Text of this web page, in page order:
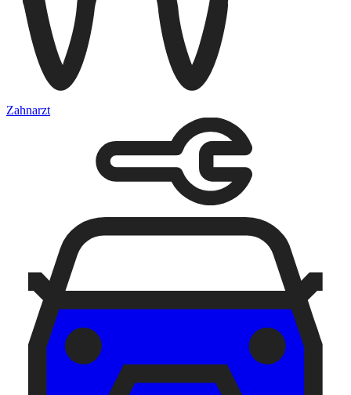
Zahnarzt